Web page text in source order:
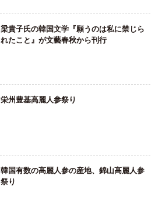
梁貴子氏の韓国文学『願うのは私に禁じら
れたこと』が文藝春秋から刊行
栄州豊基高麗人参祭り
韓国有数の高麗人参の産地、錦山高麗人参
祭り